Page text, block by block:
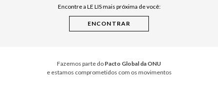
Cuidados CasaEncontre a LE LIS mais próxima de você:
Fazemos parte do Pacto Global da ONU
e estamos comprometidos com os movimentos